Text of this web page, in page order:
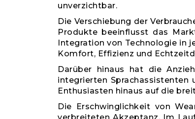
unverzichtbar.
Die Verschiebung der
Produkte beeinflusst das
Integration von Technologie in
Komfort, Effizienz und
Darüber hinaus hat die
integrierten Sprachassistenten
Enthusiasten hinaus auf die
Die Erschwinglichkeit von